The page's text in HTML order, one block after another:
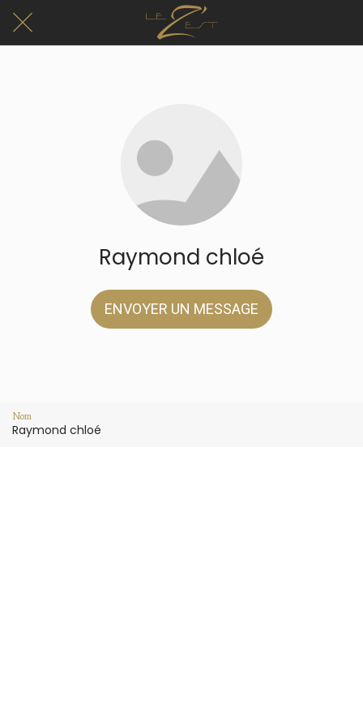
Raymond chloé
ENVOYER UN MESSAGE
Nom
Raymond chloé